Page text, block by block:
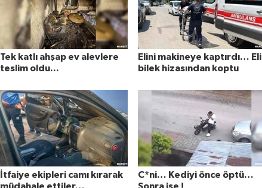
Tek katlı ahşap ev alevlere
teslim oldu...
Elini makineye kaptırdı… Eli
bilek hizasından koptu
İtfaiye ekipleri camı kırarak
müdahale ettiler…
C*ni… Kediyi önce öptü…
Sonra ise !